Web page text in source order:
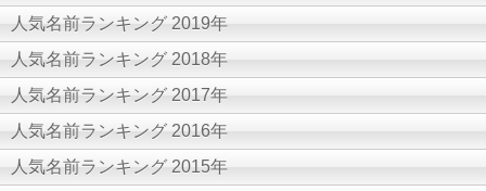
人気名前ランキング 2019年
人気名前ランキング 2018年
人気名前ランキング 2017年
人気名前ランキング 2016年
人気名前ランキング 2015年